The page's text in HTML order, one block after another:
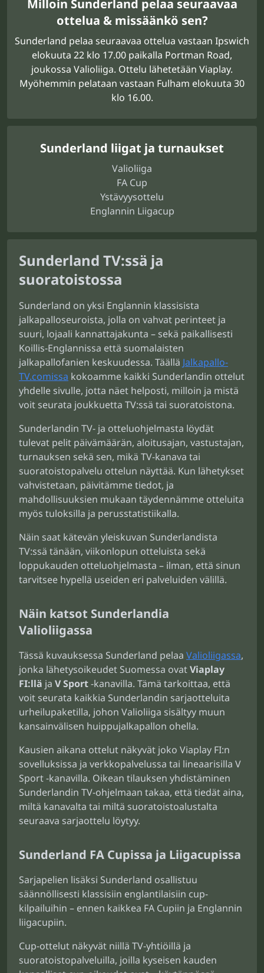
Milloin Sunderland pelaa seuraavaa
ottelua & missäänkö sen?
Sunderland pelaa seuraavaa ottelua vastaan Ipswich
elokuuta 22 klo 17.00 paikalla Portman Road,
joukossa Valioliiga. Ottelu lähetetään Viaplay.
Myöhemmin pelataan vastaan Fulham elokuuta 30
klo 16.00.
Sunderland liigat ja turnaukset
Valioliiga
FA Cup
Ystävyysottelu
Englannin Liigacup
Sunderland TV:ssä ja
suoratoistossa
Sunderland on yksi Englannin klassisista
jalkapalloseuroista, jolla on vahvat perinteet ja
suuri, lojaali kannattajakunta – sekä paikallisesti
Koillis-Englannissa että suomalaisten
jalkapallofanien keskuudessa. Täällä Jalkapallo-
TV.comissa kokoamme kaikki Sunderlandin ottelut
yhdelle sivulle, jotta näet helposti, milloin ja mistä
voit seurata joukkuetta TV:ssä tai suoratoistona.
Sunderlandin TV- ja otteluohjelmasta löydät
tulevat pelit päivämäärän, aloitusajan, vastustajan,
turnauksen sekä sen, mikä TV-kanava tai
suoratoistopalvelu ottelun näyttää. Kun lähetykset
vahvistetaan, päivitämme tiedot, ja
mahdollisuuksien mukaan täydennämme otteluita
myös tuloksilla ja perusstatistiikalla.
Näin saat kätevän yleiskuvan Sunderlandista
TV:ssä tänään, viikonlopun otteluista sekä
loppukauden otteluohjelmasta – ilman, että sinun
tarvitsee hypellä useiden eri palveluiden välillä.
Näin katsot Sunderlandia
Valioliigassa
Tässä kuvauksessa Sunderland pelaa Valioliigassa,
jonka lähetysoikeudet Suomessa ovatViaplay
FI:llä ja V Sport-kanavilla. Tämä tarkoittaa, että
voit seurata kaikkia Sunderlandin sarjaotteluita
urheilupaketilla, johon Valioliiga sisältyy muun
kansainvälisen huippujalkapallon ohella.
Kausien aikana ottelut näkyvät joko Viaplay FI:n
sovelluksissa ja verkkopalvelussa tai lineaarisilla V
Sport -kanavilla. Oikean tilauksen yhdistäminen
Sunderlandin TV-ohjelmaan takaa, että tiedät aina,
miltä kanavalta tai miltä suoratoistoalustalta
seuraava sarjaottelu löytyy.
Sunderland FA Cupissa ja Liigacupissa
Sarjapelien lisäksi Sunderland osallistuu
säännöllisesti klassisiin englantilaisiin cup-
kilpailuihin – ennen kaikkea FA Cupiin ja Englannin
liigacupiin.
Cup-ottelut näkyvät niillä TV-yhtiöillä ja
suoratoistopalveluilla, joilla kyseisen kauden